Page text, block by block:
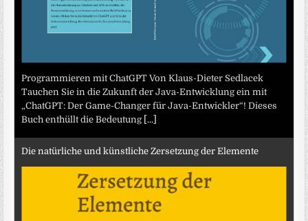
Programmieren mit ChatGPT Von Klaus-Dieter Sedlacek
Tauchen Sie in die Zukunft der Java-Entwicklung ein mit
„ChatGPT: Der Game-Changer für Java-Entwickler“! Dieses
Buch enthüllt die Bedeutung [...]
Die natürliche und künstliche Zersetzung der Elemente